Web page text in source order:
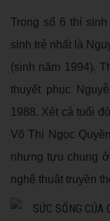
Trong số 6 thí
sinh trẻ nhất là
(sinh năm 1994).
thuyết phục
1988. Xét cả tuổi
Võ Thị Ngọc
nhưng tựu chung
nghệ thuật truyền